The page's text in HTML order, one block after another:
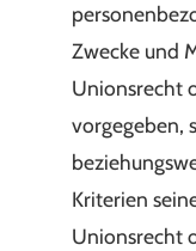
Zwecke und
Unionsrecht
vorgegeben,
Kriterien
Unionsrecht